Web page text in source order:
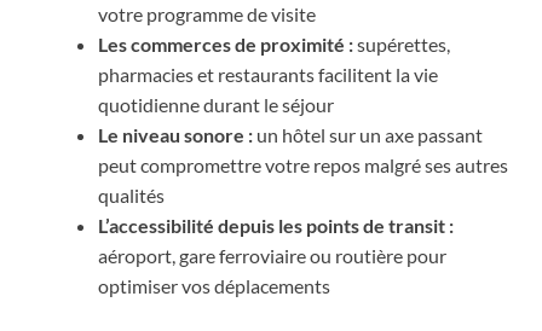
votre programme de visite
Les commerces de proximité :supérettes,
pharmacies et restaurants facilitent la vie
quotidienne durant le séjour
Le niveau sonore : un hôtel sur un axe passant
peut compromettre votre repos malgré ses autres
qualités
L’accessibilité depuis les points de transit :
aéroport, gare ferroviaire ou routière pour
optimiser vos déplacements